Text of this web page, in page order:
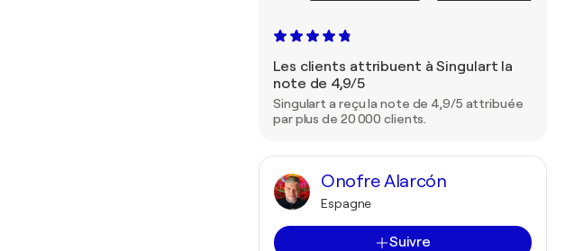
Les clients attribuent à Singulart la
note de 4,9/5
Singulart a reçu la note de 4,9/5 attribuée
par plus de 20 000 clients.
Onofre Alarcón
Espagne
Suivre